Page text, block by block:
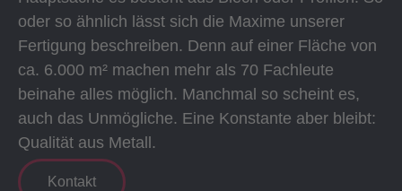
oder so ähnlich lässt sich die Maxime unserer
Fertigung beschreiben. Denn auf einer Fläche von
ca. 6.000 m² machen mehr als 70 Fachleute
beinahe alles möglich. Manchmal so scheint es,
auch das Unmögliche. Eine Konstante aber bleibt:
Qualität aus Metall.
Kontakt